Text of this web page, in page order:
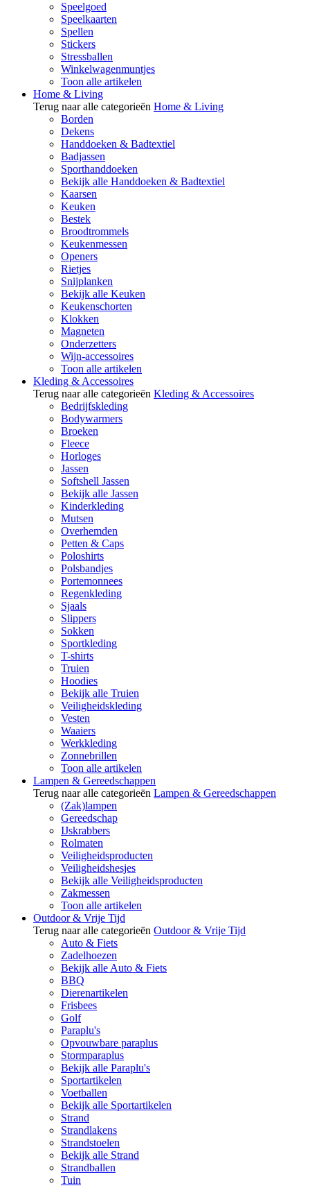
Speelgoed
Speelkaarten
Spellen
Stickers
Stressballen
Winkelwagenmuntjes
Toon alle artikelen
Home & Living
Terug naar alle categorieën Home & Living
Borden
Dekens
Handdoeken & Badtextiel
Badjassen
Sporthanddoeken
Bekijk alle Handdoeken & Badtextiel
Kaarsen
Keuken
Bestek
Broodtrommels
Keukenmessen
Openers
Rietjes
Snijplanken
Bekijk alle Keuken
Keukenschorten
Klokken
Magneten
Onderzetters
Wijn-accessoires
Toon alle artikelen
Kleding & Accessoires
Terug naar alle categorieën Kleding & Accessoires
Bedrijfskleding
Bodywarmers
Broeken
Fleece
Horloges
Jassen
Softshell Jassen
Bekijk alle Jassen
Kinderkleding
Mutsen
Overhemden
Petten & Caps
Poloshirts
Polsbandjes
Portemonnees
Regenkleding
Sjaals
Slippers
Sokken
Sportkleding
T-shirts
Truien
Hoodies
Bekijk alle Truien
Veiligheidskleding
Vesten
Waaiers
Werkkleding
Zonnebrillen
Toon alle artikelen
Lampen & Gereedschappen
Terug naar alle categorieën Lampen & Gereedschappen
(Zak)lampen
Gereedschap
IJskrabbers
Rolmaten
Veiligheidsproducten
Veiligheidshesjes
Bekijk alle Veiligheidsproducten
Zakmessen
Toon alle artikelen
Outdoor & Vrije Tijd
Terug naar alle categorieën Outdoor & Vrije Tijd
Auto & Fiets
Zadelhoezen
Bekijk alle Auto & Fiets
BBQ
Dierenartikelen
Frisbees
Golf
Paraplu's
Opvouwbare paraplus
Stormparaplus
Bekijk alle Paraplu's
Sportartikelen
Voetballen
Bekijk alle Sportartikelen
Strand
Strandlakens
Strandstoelen
Bekijk alle Strand
Strandballen
Tuin